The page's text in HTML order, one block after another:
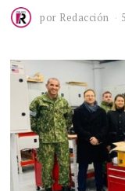
por Redacción